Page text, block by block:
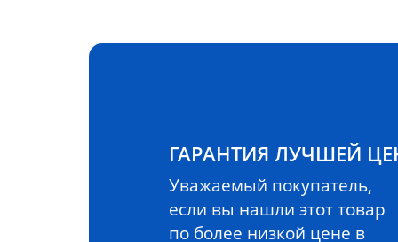
ГАРАНТИЯ ЛУЧШЕЙ
Уважаемый покупатель,
если вы нашли этот товар
по более низкой цене в